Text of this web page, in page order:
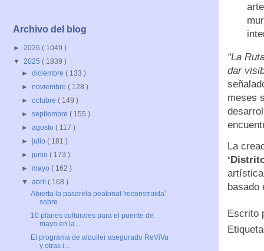
“La
dar
meses
La
basado
Escrito
Archivo del blog
► 2026 ( 1049 )
▼ 2025 ( 1839 )
►diciembre( 133 )
►noviembre( 128 )
►octubre( 149 )
►septiembre( 155 )
►agosto( 117 )
►julio( 181 )
►junio( 173 )
►mayo( 162 )
▼abril( 168 )
Abierta la pasarela peatonal 'reconstruida'
sobre ...
10 planes culturales para el puente de
mayo en la ...
El programa de alquiler asegurado ReViVa
y otras i...